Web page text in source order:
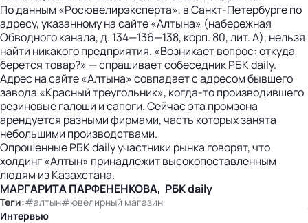
По данным «Росювелирэксперта», в Санкт-Петербурге по
адресу, указанному на сайте «Алтына» (набережная
Обводного канала, д. 134—136—138, корп. 80, лит. А), нельзя
найти никакого предприятия. «Возникает вопрос: откуда
берется товар?» — спрашивает собеседник РБК daily.
Адрес на сайте «Алтына» совпадает с адресом бывшего
завода «Красный треугольник», когда-то производившего
резиновые галоши и сапоги. Сейчас эта промзона
арендуется разными фирмами, часть которых занята
небольшими производствами.
Опрошенные РБК daily участники рынка говорят, что
холдинг «Алтын» принадлежит высокопоставленным
людям из Казахстана.
МАРГАРИТА ПАРФЕНЕНКОВА, РБК daily
Теги:#алтын#ювелирный магазин
Интервью